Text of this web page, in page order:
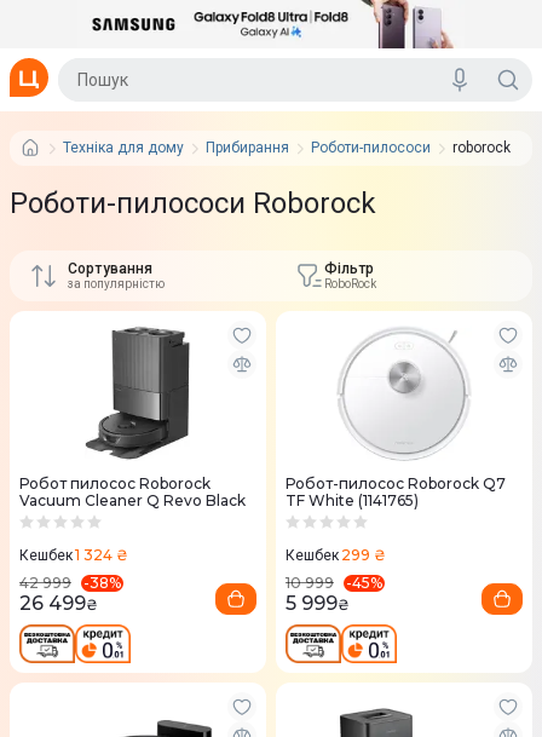
Техніка для дому Прибирання Роботи-пилососи roborock
Роботи-пилососи Roborock
Сортування
за популярністю
Фільтр
RoboRock
Робот пилосос Roborock
Vacuum Cleaner Q Revo Black
Кешбек1 324 ₴
42 999
-38%
26 499₴
Робот-пилосос Roborock Q7
TF White (1141765)
Кешбек 299 ₴
10 999
-45%
5 999₴